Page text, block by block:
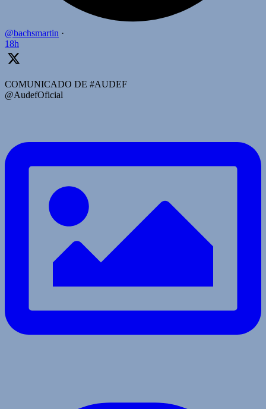
@bachsmartin ·
18h
COMUNICADO DE #AUDEF
@AudefOficial